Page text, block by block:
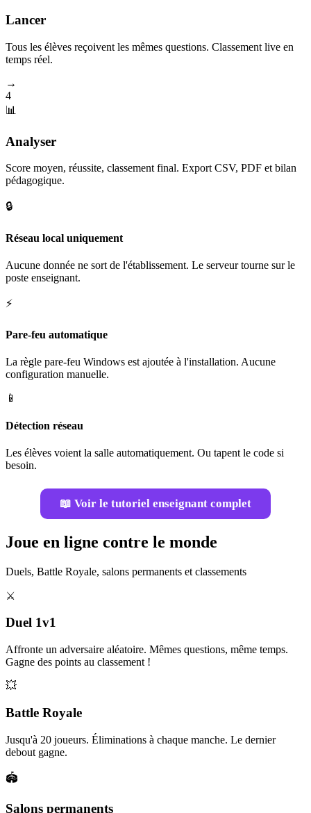
Lancer
Tous les élèves reçoivent les mêmes questions. Classement live en
temps réel.
→
4
📊
Analyser
Score moyen, réussite, classement final. Export CSV, PDF et bilan
pédagogique.
🔒
Réseau local uniquement
Aucune donnée ne sort de l'établissement. Le serveur tourne sur le
poste enseignant.
⚡
Pare-feu automatique
La règle pare-feu Windows est ajoutée à l'installation. Aucune
configuration manuelle.
📱
Détection réseau
Les élèves voient la salle automatiquement. Ou tapent le code si
besoin.
📖 Voir le tutoriel enseignant complet
Joue en ligne contre le monde
Duels, Battle Royale, salons permanents et classements
⚔️
Duel 1v1
Affronte un adversaire aléatoire. Mêmes questions, même temps.
Gagne des points au classement !
💥
Battle Royale
Jusqu'à 20 joueurs. Éliminations à chaque manche. Le dernier
debout gagne.
🏟️
Salons permanents